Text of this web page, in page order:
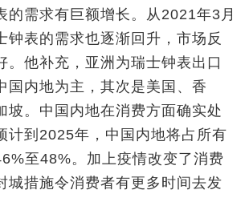
的需求有巨额增长。从2021年3月
钟表的需求也逐渐回升，市场反
。他补充，亚洲为瑞士钟表出口
国内地为主，其次是美国、香
坡。中国内地在消费方面确实处
计到2025年，中国内地将占所有
至48%。加上疫情改变了消费
城措施令消费者有更多时间去发